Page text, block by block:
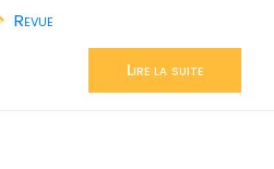
Revue
Lire la suite